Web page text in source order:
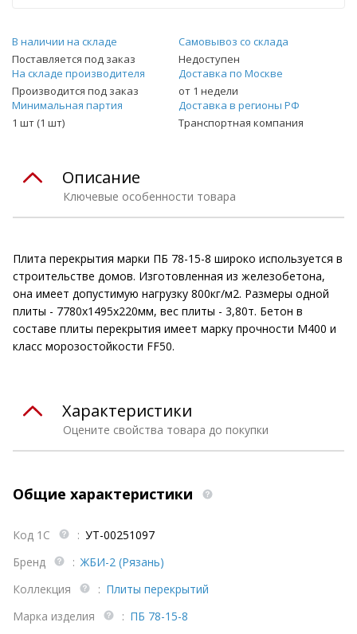
В наличии на складе
Поставляется под заказ
Самовывоз со склада
Недоступен
На складе производителя
Производится под заказ
Доставка по Москве
от 1 недели
Минимальная партия
1 шт (1 шт)
Доставка в регионы РФ
Транспортная компания
Ключевые особенности товара
Описание
Плита перекрытия марки ПБ 78-15-8 широко используется в
строительстве домов. Изготовленная из железобетона,
она имеет допустимую нагрузку 800кг/м2. Размеры одной
плиты - 7780х1495х220мм, вес плиты - 3,80т. Бетон в
составе плиты перекрытия имеет марку прочности М400 и
класс морозостойкости FF50.
Оцените свойства товара до покупки
Характеристики
Общие характеристики
Код 1С : УТ-00251097
Бренд
: ЖБИ-2 (Рязань)
Коллекция
: Плиты перекрытий
Марка изделия
: ПБ 78-15-8